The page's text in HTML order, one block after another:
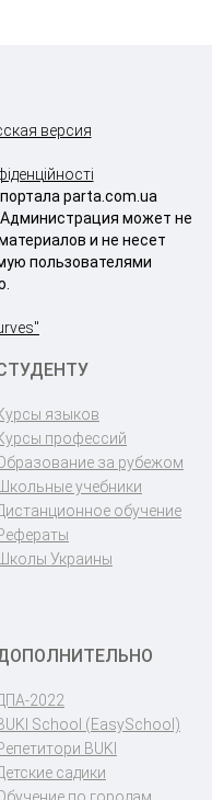
версия
parta.com.ua
Администрация может не
и не несет
пользователями
языков
профессий
за рубежом
Школьные учебники
обучение
Школы Украины
2022
School (EasySchool)
BUKI
садики
по городам